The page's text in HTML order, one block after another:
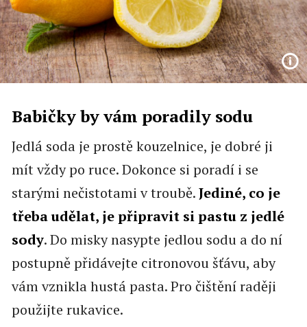
Babičky by vám poradily sodu
Jedlá soda je prostě kouzelnice, je dobré ji
mít vždy po ruce. Dokonce si poradí i se
starými nečistotami v troubě.Jediné, co je
třeba udělat, je připravit si pastu z jedlé
sody. Do misky nasypte jedlou sodu a do ní
postupně přidávejte citronovou šťávu, aby
vám vznikla hustá pasta. Pro čištění raději
použijte rukavice.